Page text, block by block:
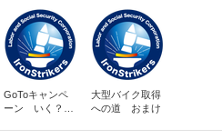
GoToキャンペ
ーン いく？
大型バイク取得
への道 おまけ